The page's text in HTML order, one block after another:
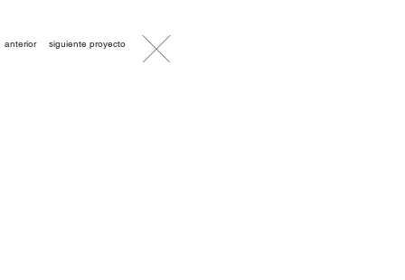
anterior siguiente proyecto